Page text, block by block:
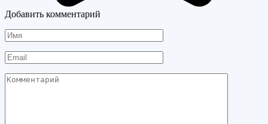
Добавить комментарий
Имя
Email
Комментарий